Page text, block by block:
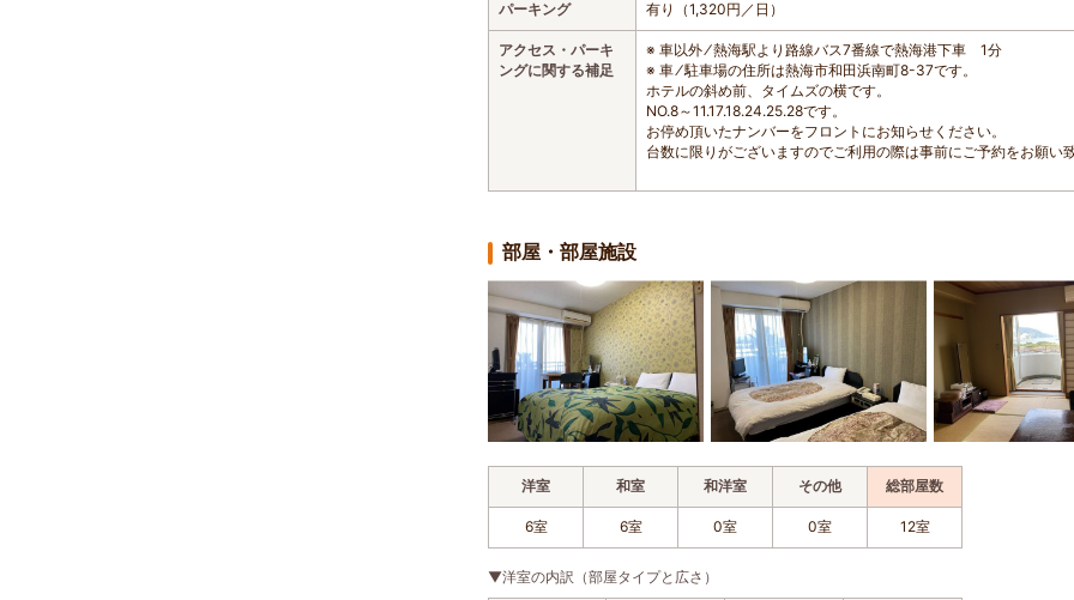
パーキング 有り（1,320円／日）
アクセス・パーキ
ングに関する補足
※ 車以外 ⁄ 熱海駅より路線バス7番線で熱海港下車 1分
※ 車 ⁄ 駐車場の住所は熱海市和田浜南町8-37です。
ホテルの斜め前、タイムズの横です。
NO.8～11.17.18.24.25.28です。
お停め頂いたナンバーをフロントにお知らせください。
台数に限りがございますのでご利用の際は事前にご予約をお願い致
部屋・部屋施設
洋室 和室 和洋室 その他 総部屋数
6室 6室 0室 0室 12室
▼洋室の内訳（部屋タイプと広さ）